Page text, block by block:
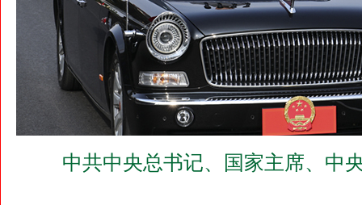
中共中央总书记、国家主席、中